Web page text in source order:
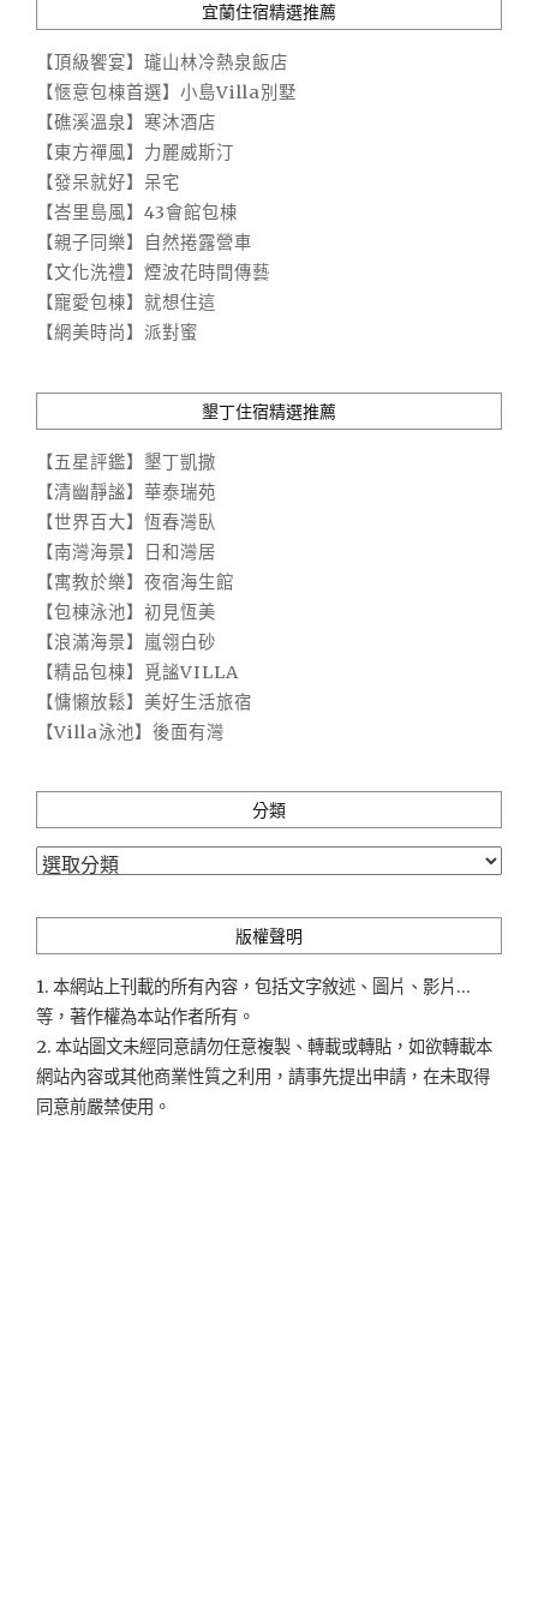
宜蘭住宿精選推薦
【頂級饗宴】瓏山林冷熱泉飯店
【愜意包棟首選】小島Villa別墅
【礁溪溫泉】寒沐酒店
【東方禪風】力麗威斯汀
【發呆就好】呆宅
【峇里島風】43會館包棟
【親子同樂】自然捲露營車
【文化洗禮】煙波花時間傳藝
【寵愛包棟】就想住這
【網美時尚】派對蜜
墾丁住宿精選推薦
【五星評鑑】墾丁凱撒
【清幽靜謐】華泰瑞苑
【世界百大】恆春灣臥
【南灣海景】日和灣居
【寓教於樂】夜宿海生館
【包棟泳池】初見恆美
【浪滿海景】嵐翎白砂
【精品包棟】覓謐VILLA
【慵懶放鬆】美好生活旅宿
【Villa泳池】後面有灣
分類
分
版權聲明
1. 本網站上刊載的所有內容，包括文字敘述、圖片、影片...
等，著作權為本站作者所有。
2. 本站圖文未經同意請勿任意複製、轉載或轉貼，如欲轉載本
網站內容或其他商業性質之利用，請事先提出申請，在未取得
同意前嚴禁使用。